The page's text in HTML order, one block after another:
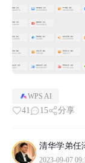
能通过WPS 这个软件
WPS AI
41 15 分享
清华学弟任
2023-09-07